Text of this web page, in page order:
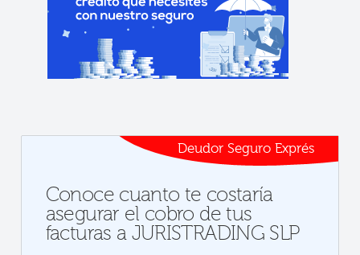
Deudor Seguro Exprés
Conoce cuanto te costaría
asegurar el cobro de tus
facturas a JURISTRADING SLP